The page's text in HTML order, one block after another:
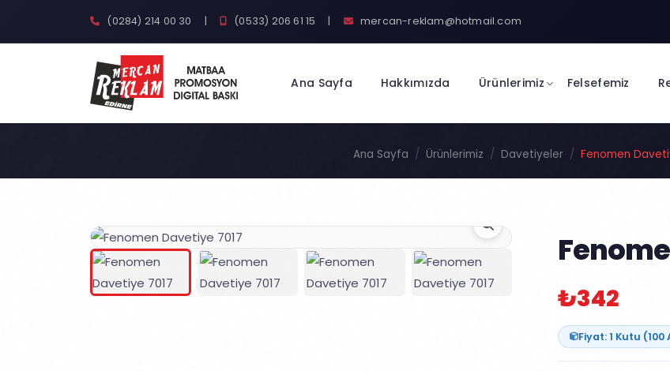
(0284) 214 00 30 | (0533) 206 61 15 | mercan-reklam@hotmail.com
Ana Sayfa Hakkımızda Ürünlerimiz Felsefemiz
Ana Sayfa Ürünlerimiz Davetiyeler Fenomen
₺342
Fiyat: 1 Kutu